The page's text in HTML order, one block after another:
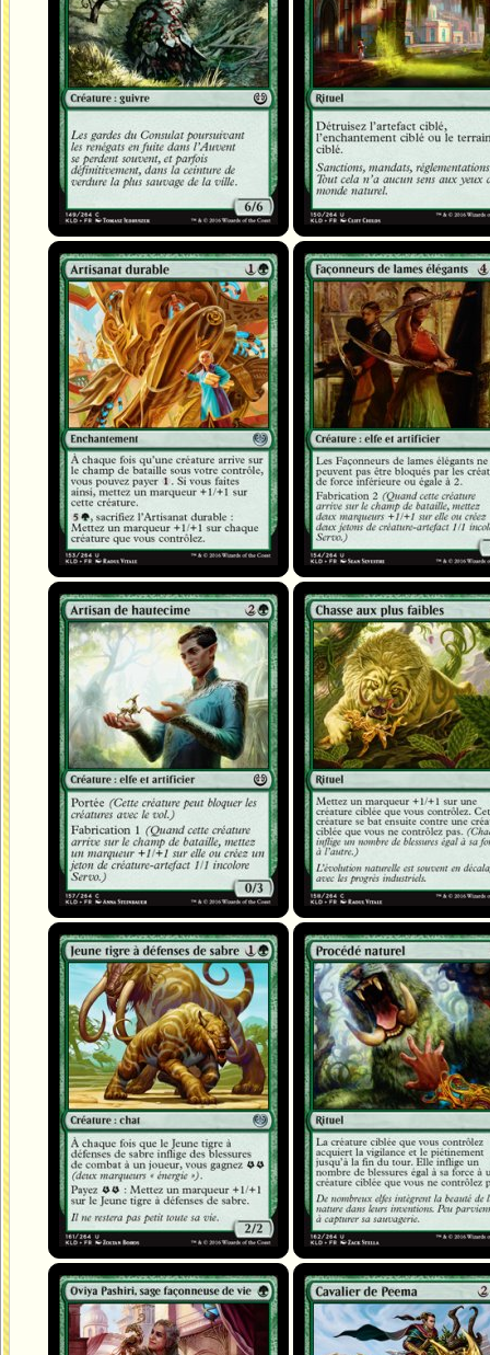
Artisanat durable Façonneurs de lames élégants
Artisan de hautecime Chasse aux plus faibles
Jeune tigre à défenses de sabre Procédé naturel
Oviya Pashiri, sage façonneuse de vie Cavalier de Peema